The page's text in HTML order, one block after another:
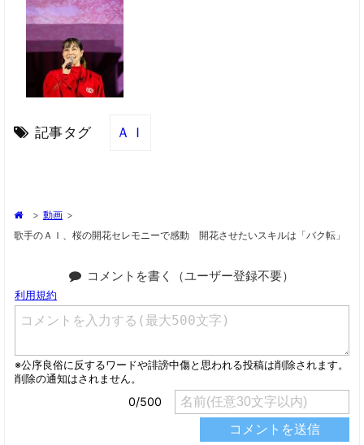
記事タグ ＡＩ
> 動画 >
歌手のＡＩ、桜の開花セレモニーで感動 開花させたいスキルは「バク転」
コメントを書く（ユーザー登録不要）